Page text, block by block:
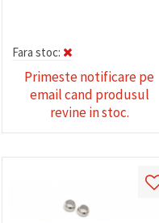
Fara stoc:
Primeste notificare pe
email cand produsul
revine in stoc.